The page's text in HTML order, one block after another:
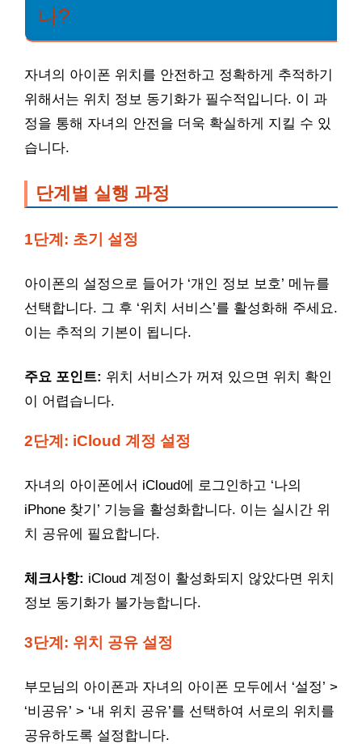
나?
자녀의 아이폰 위치를 안전하고 정확하게 추적하기
위해서는 위치 정보 동기화가 필수적입니다. 이 과
정을 통해 자녀의 안전을 더욱 확실하게 지킬 수 있
습니다.
단계별 실행 과정
1단계: 초기 설정
아이폰의 설정으로 들어가 ‘개인 정보 보호’ 메뉴를
선택합니다. 그 후 ‘위치 서비스’를 활성화해 주세요.
이는 추적의 기본이 됩니다.
주요 포인트: 위치 서비스가 꺼져 있으면 위치 확인
이 어렵습니다.
2단계: iCloud 계정 설정
자녀의 아이폰에서 iCloud에 로그인하고 ‘나의
iPhone 찾기’ 기능을 활성화합니다. 이는 실시간 위
치 공유에 필요합니다.
체크사항: iCloud 계정이 활성화되지 않았다면 위치
정보 동기화가 불가능합니다.
3단계: 위치 공유 설정
부모님의 아이폰과 자녀의 아이폰 모두에서 ‘설정’ >
‘비공유’ > ‘내 위치 공유’를 선택하여 서로의 위치를
공유하도록 설정합니다.